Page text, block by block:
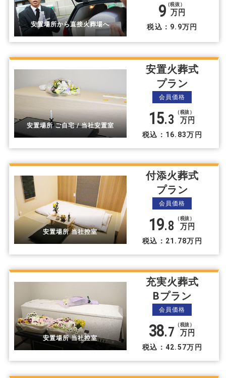
安置場所から直接火葬場へ
9 （税抜）
万円
税込：9.9万円
安置場所 ご自宅 / 当社安置室
安置火葬式
プラン
会員価格
15.3 （税抜）
万円
税込：16.83万円
安置場所 当社控室
付添火葬式
プラン
会員価格
19.8 （税抜）
万円
税込：21.78万円
安置場所 当社控室
充実火葬式
Bプラン
会員価格
38.7 （税抜）
万円
税込：42.57万円